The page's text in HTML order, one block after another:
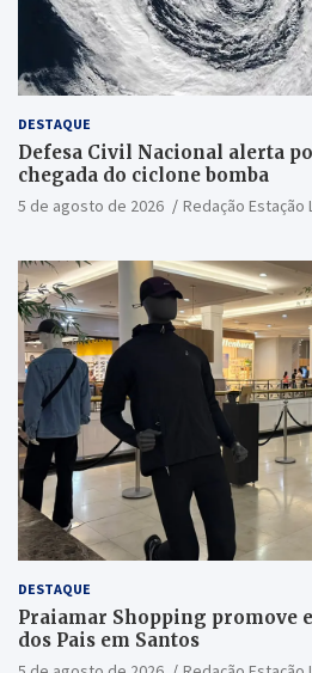
DESTAQUE
Defesa Civil Nacional alerta
chegada do ciclone bomba
5 de agosto de 2026 Redação Estação
DESTAQUE
Praiamar Shopping promove
dos Pais em Santos